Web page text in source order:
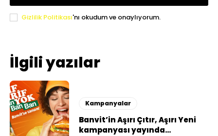
Gizlilik Politikası'nı okudum ve onaylıyorum.
İlgili yazılar
Kampanyalar
Banvit’in Aşırı Çıtır, Aşırı Yeni
kampanyası yayında…